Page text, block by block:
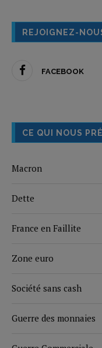
REJOIGNEZ-
FACEBOOK
CE QUI NOUS
Macron
Dette
France en Faillite
Zone euro
Société sans cash
Guerre des monnaies